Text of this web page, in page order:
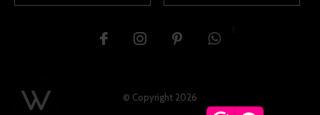
© Copyright 2026